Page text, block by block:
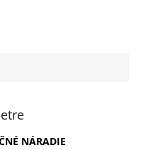
NÁRADIE